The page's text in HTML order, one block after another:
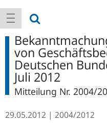
Hauptnavigation
Navigation anzeigen
von
Deutschen
Juli 2012
Mitteilung Nr. 2004/
29.05.2012
2004/2012